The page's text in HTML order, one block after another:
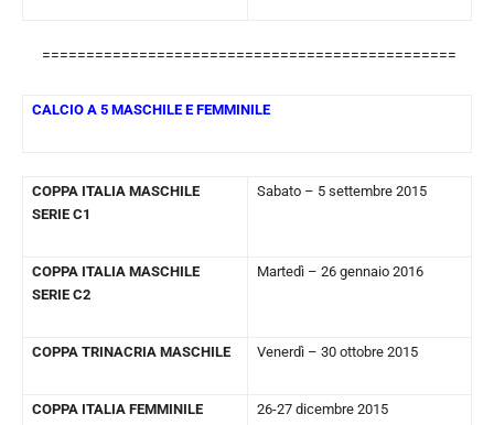
===============================================
CALCIO A 5 MASCHILE E FEMMINILE
COPPA ITALIA MASCHILE
SERIE C1
Sabato – 5 settembre 2015
COPPA ITALIA MASCHILE
SERIE C2
Martedì – 26 gennaio 2016
COPPA TRINACRIA MASCHILE Venerdì – 30 ottobre 2015
COPPA ITALIA FEMMINILE 26-27 dicembre 2015